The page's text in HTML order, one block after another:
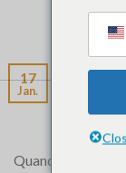
17
Jan.
Quand vous